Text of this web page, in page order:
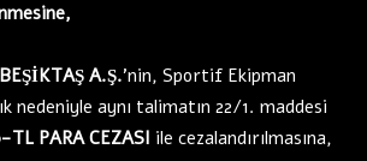
BEŞİKTAŞ A.Ş.’nin, Sportif Ekipman
nedeniyle aynı talimatın 22/1. maddesi
PARA CEZASI ile cezalandırılmasına,